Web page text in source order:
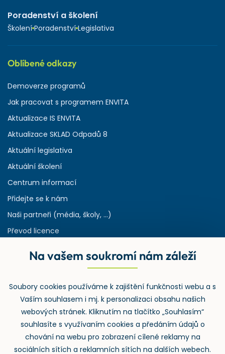
Poradenství a školení
Školení Poradenství Legislativa
Oblíbené odkazy
Demoverze programů
Jak pracovat s programem ENVITA
Aktualizace IS ENVITA
Aktualizace SKLAD Odpadů 8
Aktuální legislativa
Aktuální školení
Centrum informací
Přidejte se k nám
Naši partneři (média, školy, ...)
Převod licence
Rejstřík používaných zkratek v odpadech
Zpětný odběr
Na vašem soukromí nám záleží
Soubory cookies používáme k zajištění funkčnosti webu a s
Vaším souhlasem i mj. k personalizaci obsahu našich
webových stránek. Kliknutím na tlačítko „Souhlasím“
souhlasíte s využívaním cookies a předáním údajů o
chování na webu pro zobrazení cílené reklamy na
sociálních sítích a reklamních sítích na dalších webech.